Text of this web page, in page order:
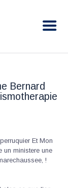
Bernard
Et Mon
un ministere une
!